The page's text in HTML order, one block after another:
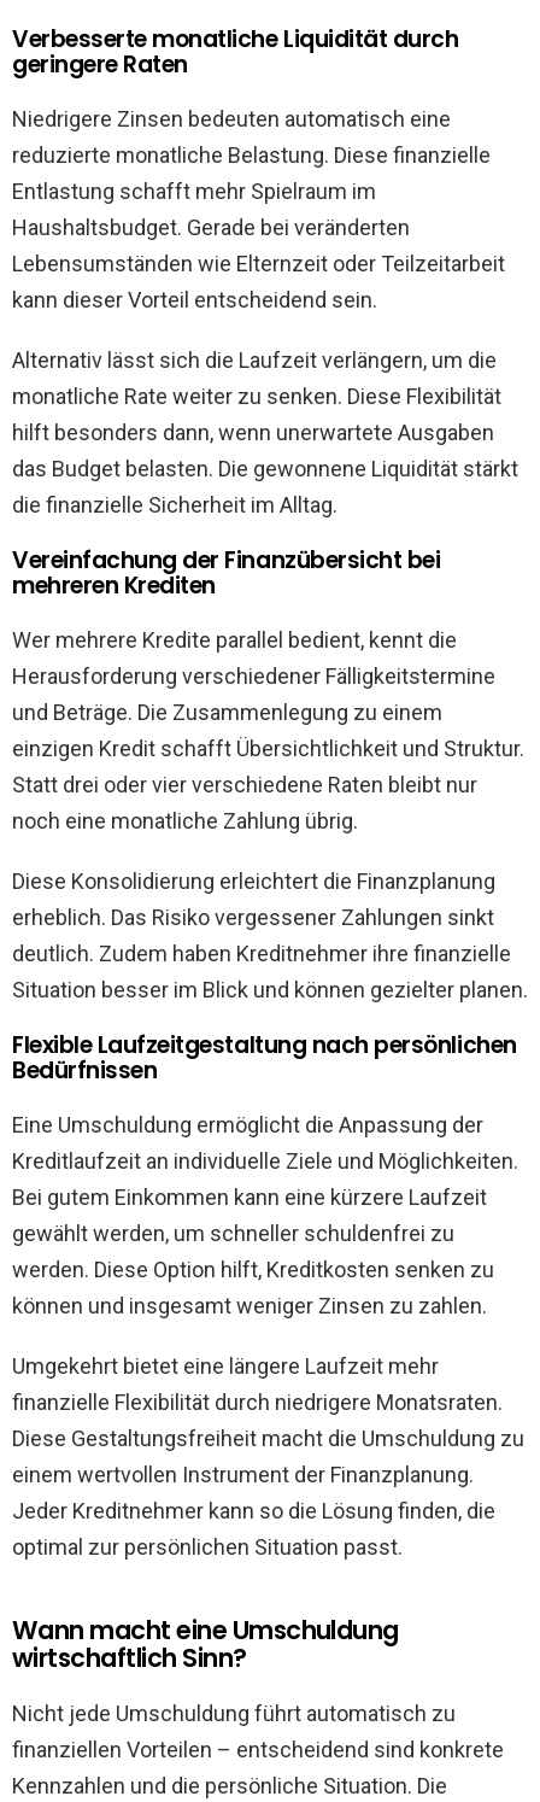
Verbesserte monatliche Liquidität durch
geringere Raten
Niedrigere Zinsen bedeuten automatisch eine
reduzierte monatliche Belastung. Diese finanzielle
Entlastung schafft mehr Spielraum im
Haushaltsbudget. Gerade bei veränderten
Lebensumständen wie Elternzeit oder Teilzeitarbeit
kann dieser Vorteil entscheidend sein.
Alternativ lässt sich die Laufzeit verlängern, um die
monatliche Rate weiter zu senken. Diese Flexibilität
hilft besonders dann, wenn unerwartete Ausgaben
das Budget belasten. Die gewonnene Liquidität stärkt
die finanzielle Sicherheit im Alltag.
Vereinfachung der Finanzübersicht bei
mehreren Krediten
Wer mehrere Kredite parallel bedient, kennt die
Herausforderung verschiedener Fälligkeitstermine
und Beträge. Die Zusammenlegung zu einem
einzigen Kredit schafft Übersichtlichkeit und Struktur.
Statt drei oder vier verschiedene Raten bleibt nur
noch eine monatliche Zahlung übrig.
Diese Konsolidierung erleichtert die Finanzplanung
erheblich. Das Risiko vergessener Zahlungen sinkt
deutlich. Zudem haben Kreditnehmer ihre finanzielle
Situation besser im Blick und können gezielter planen.
Flexible Laufzeitgestaltung nach persönlichen
Bedürfnissen
Eine Umschuldung ermöglicht die Anpassung der
Kreditlaufzeit an individuelle Ziele und Möglichkeiten.
Bei gutem Einkommen kann eine kürzere Laufzeit
gewählt werden, um schneller schuldenfrei zu
werden. Diese Option hilft, Kreditkosten senken zu
können und insgesamt weniger Zinsen zu zahlen.
Umgekehrt bietet eine längere Laufzeit mehr
finanzielle Flexibilität durch niedrigere Monatsraten.
Diese Gestaltungsfreiheit macht die Umschuldung zu
einem wertvollen Instrument der Finanzplanung.
Jeder Kreditnehmer kann so die Lösung finden, die
optimal zur persönlichen Situation passt.
Wann macht eine Umschuldung
wirtschaftlich Sinn?
Nicht jede Umschuldung führt automatisch zu
finanziellen Vorteilen – entscheidend sind konkrete
Kennzahlen und die persönliche Situation. Die